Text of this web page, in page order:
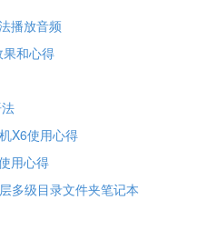
播放音频
果和心得
X6使用心得
用心得
多级目录文件夹笔记本